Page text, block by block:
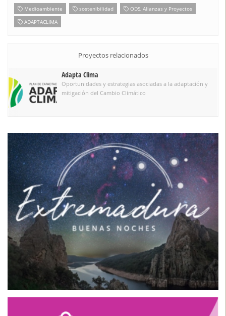
Medioambiente sostenibilidad
ODS, Alianzas y Proyectos
ADAPTACLIMA
Proyectos relacionados
Adapta Clima
Oportunidades y estrategias asociadas a la adaptación y
mitigación del Cambio Climático